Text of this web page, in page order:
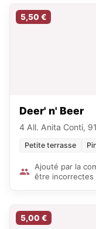
5,50 €
Deer' n' Beer
4 All. Anita Conti,
Petite terrasse
Ajouté par la
être incorrectes
5,00 €